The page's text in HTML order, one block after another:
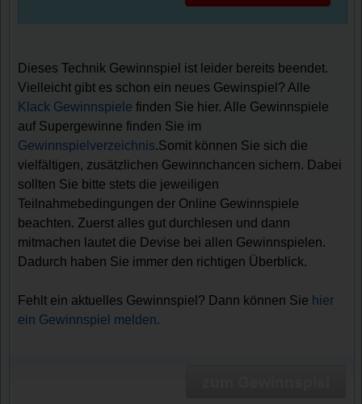
Dieses Technik Gewinnspiel ist leider bereits beendet.
Vielleicht gibt es schon ein neues Gewinspiel? Alle
Klack Gewinnspiele finden Sie hier. Alle Gewinnspiele
auf Supergewinne finden Sie im
Gewinnspielverzeichnis.Somit können Sie sich die
vielfältigen, zusätzlichen Gewinnchancen sichern. Dabei
sollten Sie bitte stets die jeweiligen
Teilnahmebedingungen der Online Gewinnspiele
beachten. Zuerst alles gut durchlesen und dann
mitmachen lautet die Devise bei allen Gewinnspielen.
Dadurch haben Sie immer den richtigen Überblick.
Fehlt ein aktuelles Gewinnspiel? Dann können Sie hier
ein Gewinnspiel melden.